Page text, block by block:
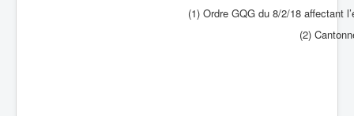
(1) Ordre GQG du 8/2/18 affectant
(2)